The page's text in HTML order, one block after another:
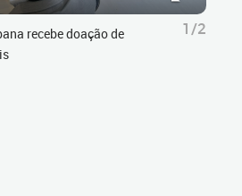
recebe doação de
1/2